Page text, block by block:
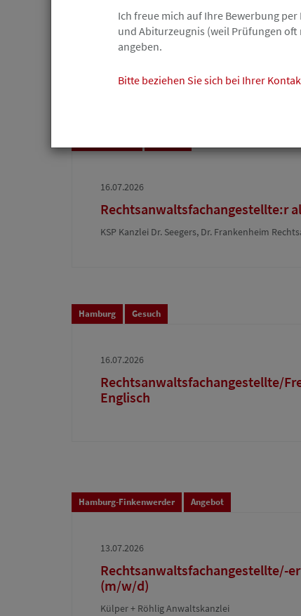
17.07.2026
Ihre Station in der
Mineralölraffinerie
Raffinerie Heide GmbH
16.07.2026
Rechtsanwaltsfachangestellte:r
KSP Kanzlei Dr. Seegers, Dr. Frankenheim
Hamburg Gesuch
16.07.2026
Rechtsanwaltsfachangestellte/
Englisch
Hamburg-Finkenwerder Angebot
13.07.2026
Rechtsanwaltsfachangestellte/-
(m/w/d)
Külper + Röhlig Anwaltskanzlei
Ich freue mich auf Ihre Bewerbung
und Abiturzeugnis (weil Prüfungen
angeben.
Bitte beziehen Sie sich bei Ihrer